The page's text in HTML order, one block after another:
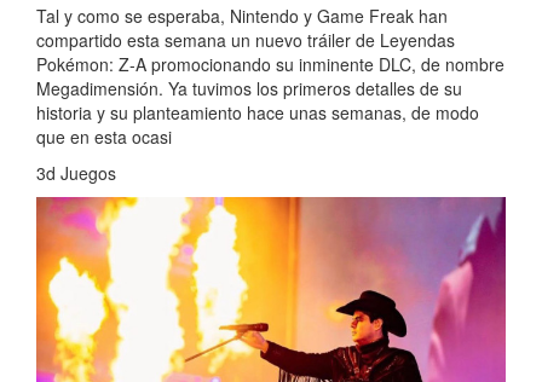
Tal y como se esperaba, Nintendo y Game Freak han
compartido esta semana un nuevo tráiler de Leyendas
Pokémon: Z-A promocionando su inminente DLC, de nombre
Megadimensión. Ya tuvimos los primeros detalles de su
historia y su planteamiento hace unas semanas, de modo
que en esta ocasi
3d Juegos